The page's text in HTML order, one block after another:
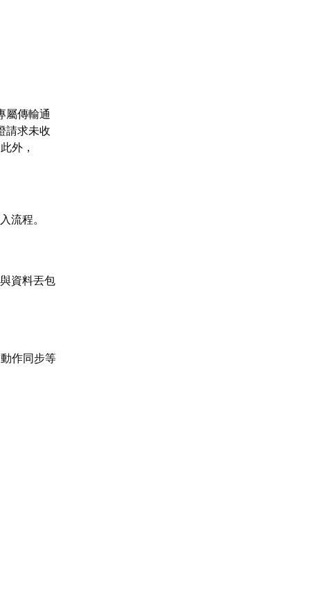
屬傳輸通
請求未收
外，
流程。
資料丟包
作同步等